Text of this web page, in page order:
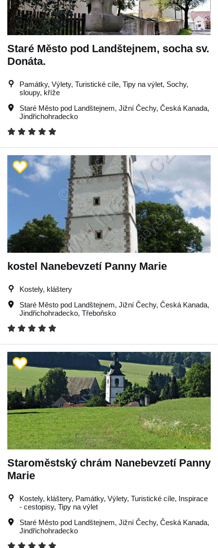
Staré Město pod Landštejnem, socha sv.
Donáta.
Památky, Výlety, Turistické cíle, Tipy na výlet, Sochy,
sloupy, kříže
Staré Město pod Landštejnem, Jižní Čechy, Česká Kanada,
Jindřichohradecko
kostel Nanebevzetí Panny Marie
Kostely, kláštery
Staré Město pod Landštejnem, Jižní Čechy, Česká Kanada,
Jindřichohradecko, Třeboňsko
Staroměstský chrám Nanebevzetí Panny
Marie
Kostely, kláštery, Památky, Výlety, Turistické cíle, Inspirace
- cestopisy, Tipy na výlet
Staré Město pod Landštejnem, Jižní Čechy, Česká Kanada,
Jindřichohradecko